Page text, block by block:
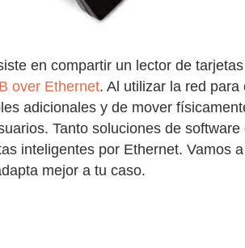
en compartir un lector de
over Ethernet. Al utilizar la red
adicionales y de mover
Tanto soluciones de
inteligentes por Ethernet. Vamos
mejor a tu caso.